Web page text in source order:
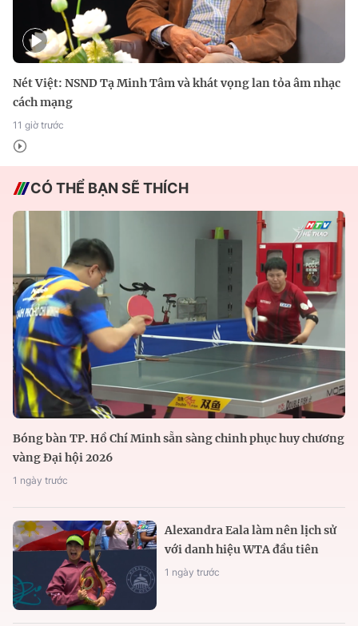
Nét Việt: NSND Tạ Minh Tâm và khát vọng lan tỏa âm nhạc
cách mạng
11 giờ trước
CÓ THỂ BẠN SẼ THÍCH
Bóng bàn TP. Hồ Chí Minh sẵn sàng chinh phục huy chương
vàng Đại hội 2026
1 ngày trước
Alexandra Eala làm nên lịch sử
với danh hiệu WTA đầu tiên
1 ngày trước